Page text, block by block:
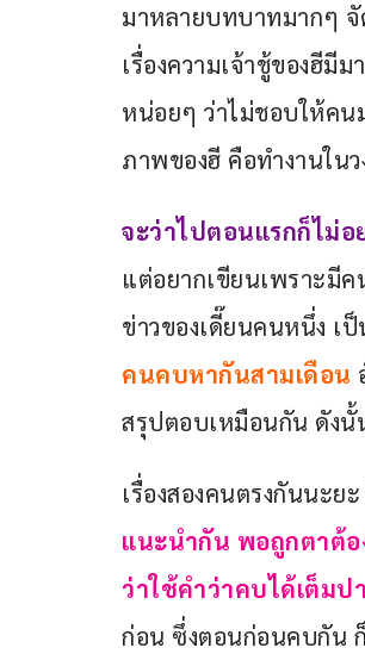
มาหลายบทบาทมากๆ จั
เรื่องความเจ้าชู้ของฮีมี
หน่อยๆ ว่าไม่ชอบให้คน
ภาพของฮี คือทำงานในว
จะว่าไปตอนแรกก็ไม่อ
แต่อยากเขียนเพราะมี
ข่าวของเดี๊ยนคนหนึ่ง เป็
คนคบหากันสามเดือน
สรุปตอบเหมือนกัน ดังนั้
เรื่องสองคนตรงกันนะย
แนะนำกัน พอถูกตาต้อ
ว่าใช้คำว่าคบได้เต็มป
ก่อน ซึ่งตอนก่อนคบกัน